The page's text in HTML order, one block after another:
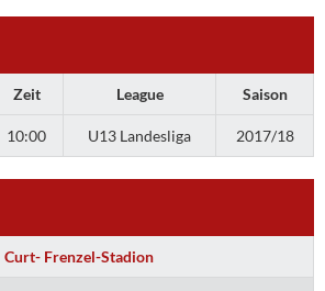
Zeit League Saison
10:00 U13 Landesliga 2017/18
Curt- Frenzel-Stadion